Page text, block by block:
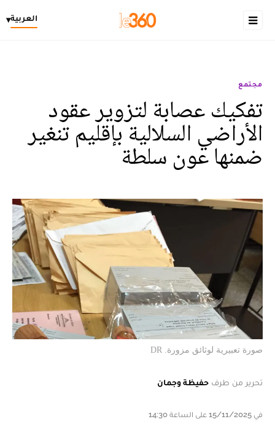
العربية▾
مجتمع
تفكيك عصابة لتزوير عقود
الأراضي السلالية بإقليم تنغير
ضمنها عون سلطة
صورة تعبيرية لوثائق مزورة. DR
تحرير من طرف حفيظة وجمان
في 15/11/2025 على الساعة 14:30